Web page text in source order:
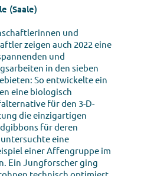
(Saale)
und
zeigen auch 2022 eine
und
in den sieben
So entwickelte ein
eine biologisch
für den 3-D-
die einzigartigen
für deren
eine
einer Affengruppe im
Ein Jungforscher ging